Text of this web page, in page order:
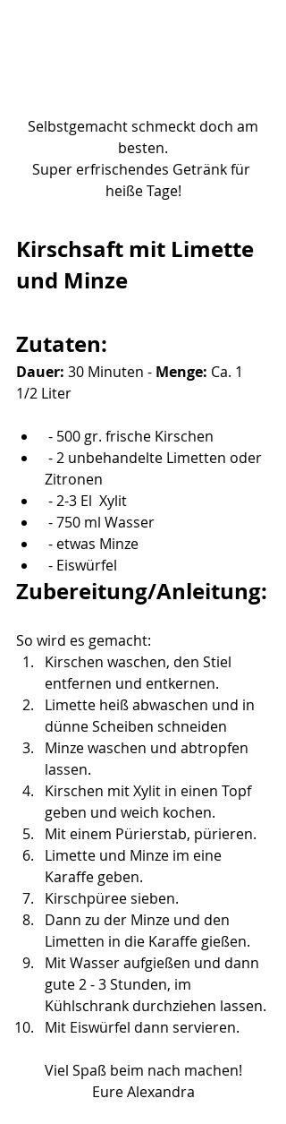
besten.
Super erfrischendes Getränk für
heiße Tage!
Kirschsaft mit Limette
und Minze
Zutaten:
Dauer: 30 Minuten - Menge: Ca. 1
1/2 Liter
- 500 gr. frische Kirschen
Zitronen
- 2-3 El  Xylit
- 750 ml Wasser
- etwas Minze
- Eiswürfel
Zubereitung/Anleitung:
So wird es gemacht:
Kirschen waschen, den Stiel
entfernen und entkernen.
Limette heiß abwaschen und in
dünne Scheiben schneiden
Minze waschen und abtropfen
lassen.
Kirschen mit Xylit in einen Topf
geben und weich kochen.
Mit einem Pürierstab, pürieren.
Limette und Minze im eine
Karaffe geben.
Kirschpüree sieben.
Dann zu der Minze und den
Limetten in die Karaffe gießen.
Mit Wasser aufgießen und dann
gute 2 - 3 Stunden, im
Kühlschrank durchziehen lassen.
Mit Eiswürfel dann servieren.
Viel Spaß beim nach machen!
Eure Alexandra